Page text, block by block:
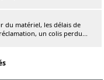
du matériel, les délais de
un colis perdu...